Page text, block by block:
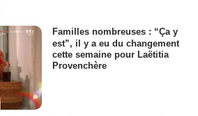
Familles nombreuses : “Ça y
est”, il y a eu du changement
cette semaine pour Laëtitia
Provenchère